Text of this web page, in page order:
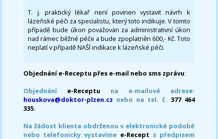
T. j. praktický lékař není povinen vystavit návrh k
lázeňské péči za specialistu, který toto indikuje. V tomto
případě bude úkon považován za administrativní úkon
nad rámec běžné péče a bude zpoplatněn 600,- Kč. Toto
neplatí v případě NAŠÍ indikace k lázeňské péči.
Objednání e-Receptu přes e-mail nebo sms zprávu:
Objednání e-Receptu na e-mailové adrese:
houskova@doktor-plzen.cz nebo na tel. č. 377 464
335.
Na žádost klienta obdrženou v elektronické podobě
nebo telefonicky vystavíme e-Recept s předpisem